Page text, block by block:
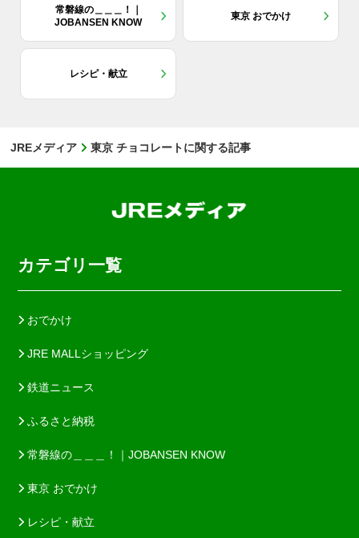
常磐線の＿＿＿！｜
JOBANSEN KNOW
東京 おでかけ
レシピ・献立
JREメディア 東京 チョコレートに関する記事
カテゴリ一覧
おでかけ
JRE MALLショッピング
鉄道ニュース
ふるさと納税
常磐線の＿＿＿！｜JOBANSEN KNOW
東京 おでかけ
レシピ・献立